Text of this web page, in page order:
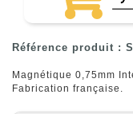
Référence produit :
Magnétique 0,75mm
Fabrication française.